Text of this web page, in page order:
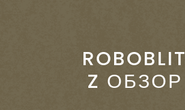
ROBOBLIT
Z ОБЗОР